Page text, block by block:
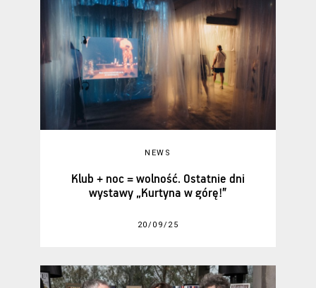
NEWS
Klub + noc = wolność. Ostatnie dni
wystawy „Kurtyna w górę!”
20/09/25